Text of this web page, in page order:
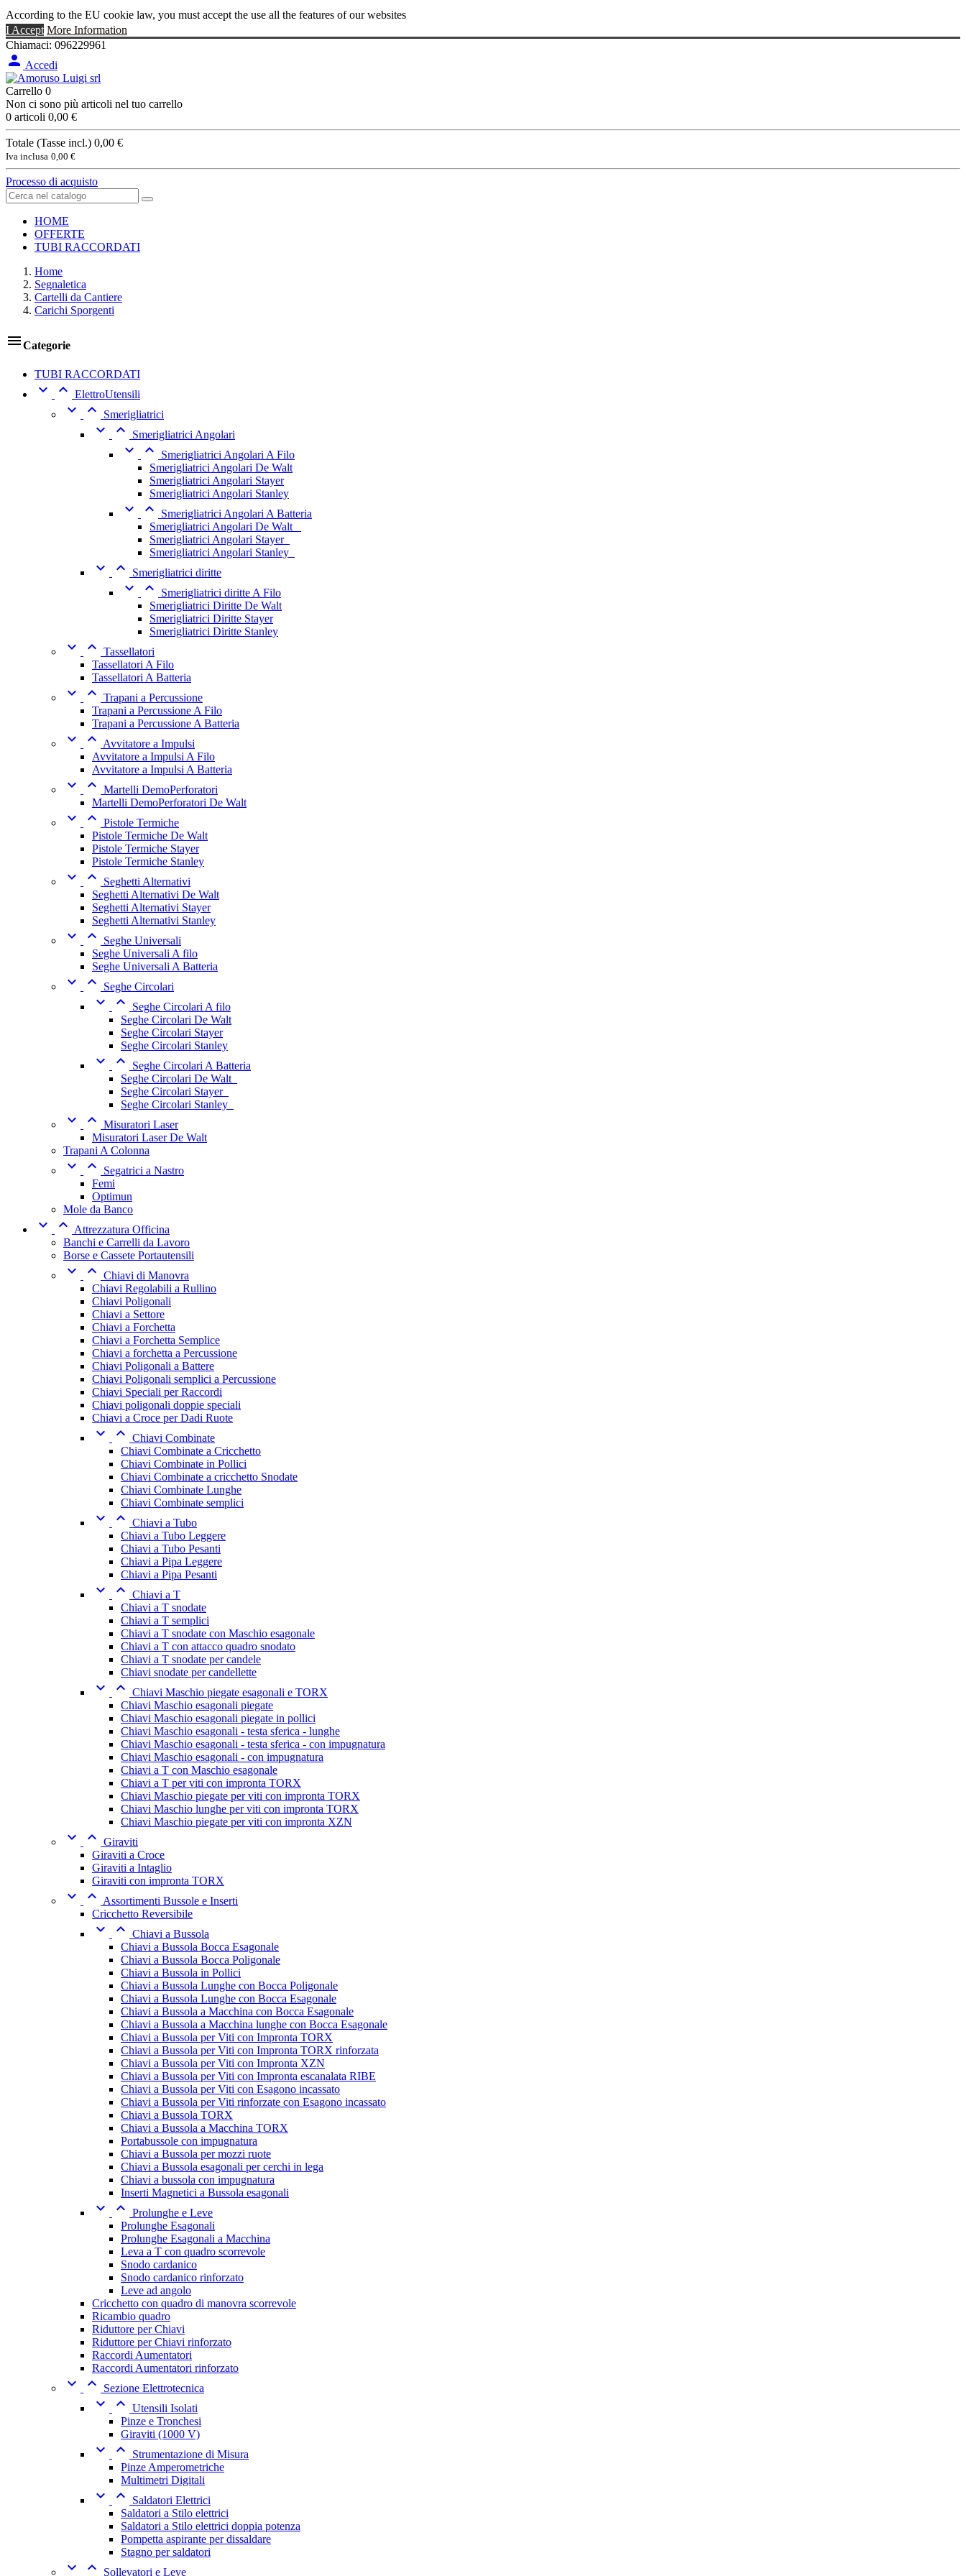
According to the EU cookie law, you must accept the use all the features of our websites
I Accept More Information
Chiamaci: 096229961
 Accedi
Carrello 0
Non ci sono più articoli nel tuo carrello
0 articoli 0,00 €
Totale (Tasse incl.) 0,00 €
Iva inclusa 0,00 €
Processo di acquisto
HOME
OFFERTE
TUBI RACCORDATI
Home
Segnaletica
Cartelli da Cantiere
Carichi Sporgenti
Categorie
TUBI RACCORDATI
  ElettroUtensili
  Smerigliatrici
  Smerigliatrici Angolari
 
Smerigliatrici Angolari A Filo
Smerigliatrici Angolari De Walt
Smerigliatrici Angolari Stayer
Smerigliatrici Angolari Stanley
 
Smerigliatrici Angolari A Batteria
Smerigliatrici Angolari De Walt _
Smerigliatrici Angolari Stayer_
Smerigliatrici Angolari Stanley_
  Smerigliatrici diritte
 
Smerigliatrici diritte A Filo
Smerigliatrici Diritte De Walt
Smerigliatrici Diritte Stayer
Smerigliatrici Diritte Stanley
  Tassellatori
Tassellatori A Filo
Tassellatori A Batteria
  Trapani a Percussione
Trapani a Percussione A Filo
Trapani a Percussione A Batteria
  Avvitatore a Impulsi
Avvitatore a Impulsi A Filo
Avvitatore a Impulsi A Batteria
  Martelli DemoPerforatori
Martelli DemoPerforatori De Walt
  Pistole Termiche
Pistole Termiche De Walt
Pistole Termiche Stayer
Pistole Termiche Stanley
 
Seghetti Alternativi
Seghetti Alternativi De Walt
Seghetti Alternativi Stayer
Seghetti Alternativi Stanley
 
Seghe Universali
Seghe Universali A filo
Seghe Universali A Batteria
  Seghe Circolari
 
Seghe Circolari A filo
Seghe Circolari De Walt
Seghe Circolari Stayer
Seghe Circolari Stanley
 
Seghe Circolari A Batteria
Seghe Circolari De Walt_
Seghe Circolari Stayer_
Seghe Circolari Stanley_
  Misuratori Laser
Misuratori Laser De Walt
Trapani A Colonna
 
Segatrici a Nastro
Femi
Optimun
Mole da Banco
  Attrezzatura Officina
Banchi e Carrelli da Lavoro
Borse e Cassete Portautensili
  Chiavi di Manovra
Chiavi Regolabili a Rullino
Chiavi Poligonali
Chiavi a Settore
Chiavi a Forchetta
Chiavi a Forchetta Semplice
Chiavi a forchetta a Percussione
Chiavi Poligonali a Battere
Chiavi Poligonali semplici a Percussione
Chiavi Speciali per Raccordi
Chiavi poligonali doppie speciali
Chiavi a Croce per Dadi Ruote
  Chiavi Combinate
Chiavi Combinate a Cricchetto
Chiavi Combinate in Pollici
Chiavi Combinate a cricchetto Snodate
Chiavi Combinate Lunghe
Chiavi Combinate semplici
  Chiavi a Tubo
Chiavi a Tubo Leggere
Chiavi a Tubo Pesanti
Chiavi a Pipa Leggere
Chiavi a Pipa Pesanti
  Chiavi a T
Chiavi a T snodate
Chiavi a T semplici
Chiavi a T snodate con Maschio esagonale
Chiavi a T con attacco quadro snodato
Chiavi a T snodate per candele
Chiavi snodate per candellette
  Chiavi Maschio piegate esagonali e TORX
Chiavi Maschio esagonali piegate
Chiavi Maschio esagonali piegate in pollici
Chiavi Maschio esagonali - testa sferica - lunghe
Chiavi Maschio esagonali - testa sferica - con impugnatura
Chiavi Maschio esagonali - con impugnatura
Chiavi a T con Maschio esagonale
Chiavi a T per viti con impronta TORX
Chiavi Maschio piegate per viti con impronta TORX
Chiavi Maschio lunghe per viti con impronta TORX
Chiavi Maschio piegate per viti con impronta XZN
  Giraviti
Giraviti a Croce
Giraviti a Intaglio
Giraviti con impronta TORX
  Assortimenti Bussole e Inserti
Cricchetto Reversibile
  Chiavi a Bussola
Chiavi a Bussola Bocca Esagonale
Chiavi a Bussola Bocca Poligonale
Chiavi a Bussola in Pollici
Chiavi a Bussola Lunghe con Bocca Poligonale
Chiavi a Bussola Lunghe con Bocca Esagonale
Chiavi a Bussola a Macchina con Bocca Esagonale
Chiavi a Bussola a Macchina lunghe con Bocca Esagonale
Chiavi a Bussola per Viti con Impronta TORX
Chiavi a Bussola per Viti con Impronta TORX rinforzata
Chiavi a Bussola per Viti con Impronta XZN
Chiavi a Bussola per Viti con Impronta escanalata RIBE
Chiavi a Bussola per Viti con Esagono incassato
Chiavi a Bussola per Viti rinforzate con Esagono incassato
Chiavi a Bussola TORX
Chiavi a Bussola a Macchina TORX
Portabussole con impugnatura
Chiavi a Bussola per mozzi ruote
Chiavi a Bussola esagonali per cerchi in lega
Chiavi a bussola con impugnatura
Inserti Magnetici a Bussola esagonali
  Prolunghe e Leve
Prolunghe Esagonali
Prolunghe Esagonali a Macchina
Leva a T con quadro scorrevole
Snodo cardanico
Snodo cardanico rinforzato
Leve ad angolo
Cricchetto con quadro di manovra scorrevole
Ricambio quadro
Riduttore per Chiavi
Riduttore per Chiavi rinforzato
Raccordi Aumentatori
Raccordi Aumentatori rinforzato
  Sezione Elettrotecnica
  Utensili Isolati
Pinze e Tronchesi
Giraviti (1000 V)
 
Strumentazione di Misura
Pinze Amperometriche
Multimetri Digitali
 
Saldatori Elettrici
Saldatori a Stilo elettrici
Saldatori a Stilo elettrici doppia potenza
Pompetta aspirante per dissaldare
Stagno per saldatori
  Sollevatori e Leve